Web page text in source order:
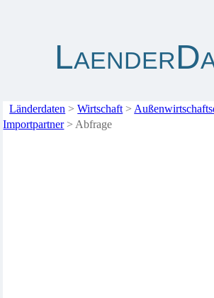
Länderdaten >Wirtschaft>
Importpartner>Abfrage